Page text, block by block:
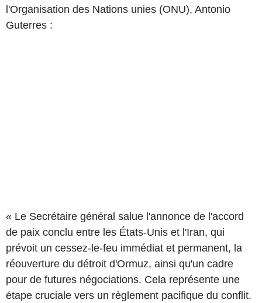
l'Organisation des Nations unies (ONU), Antonio
Guterres :
« Le Secrétaire général salue l'annonce de l'accord
de paix conclu entre les États-Unis et l'Iran, qui
prévoit un cessez-le-feu immédiat et permanent, la
réouverture du détroit d'Ormuz, ainsi qu'un cadre
pour de futures négociations. Cela représente une
étape cruciale vers un règlement pacifique du conflit.